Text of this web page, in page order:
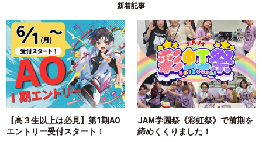
新着記事
【高３生以上は必見】第1期AO
エントリー受付スタート！
JAM学園祭《彩虹祭》で前期を
締めくくりました！